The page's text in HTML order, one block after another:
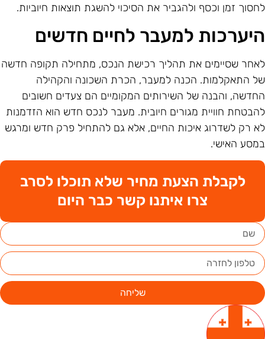
זמן וכסף ולהגביר את הסיכוי להשגת תוצאות חיוביות.
למעבר לחיים חדשים
שסיימים את תהליך רכישת הנכס, מתחילה תקופה חדשה
התאקלמות. הכנה למעבר, הכרת השכונה והקהילה
והבנה של השירותים המקומיים הם צעדים חשובים
חוויית מגורים חיובית. מעבר לנכס חדש הוא הזדמנות
רק לשדרוג איכות החיים, אלא גם להתחיל פרק חדש ומרגש
האישי.
לקבלת הצעת מחיר שלא תוכלו לסרב
צרו איתנו קשר כבר היום
שליחה